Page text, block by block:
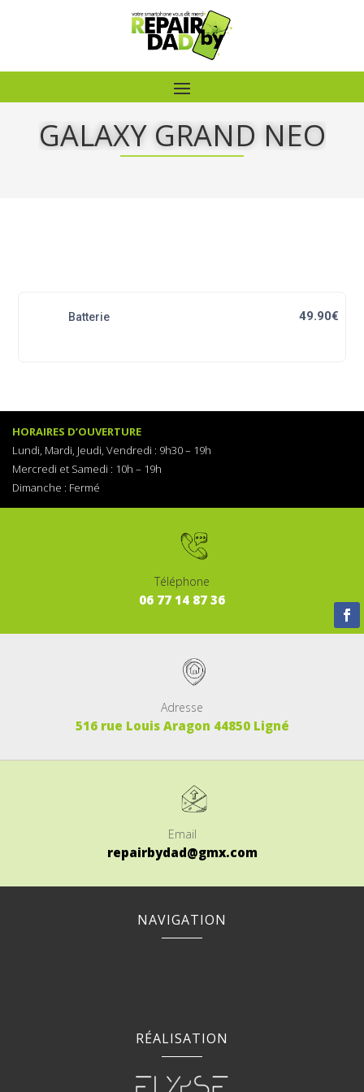
GALAXY GRAND NEO
Batterie 49.90€
HORAIRES D’OUVERTURE
Lundi, Mardi, Jeudi, Vendredi : 9h30 – 19h
Mercredi et Samedi : 10h – 19h
Dimanche : Fermé
Téléphone
06 77 14 87 36
Adresse
516 rue Louis Aragon 44850 Ligné
Email
repairbydad@gmx.com
NAVIGATION
RÉALISATION